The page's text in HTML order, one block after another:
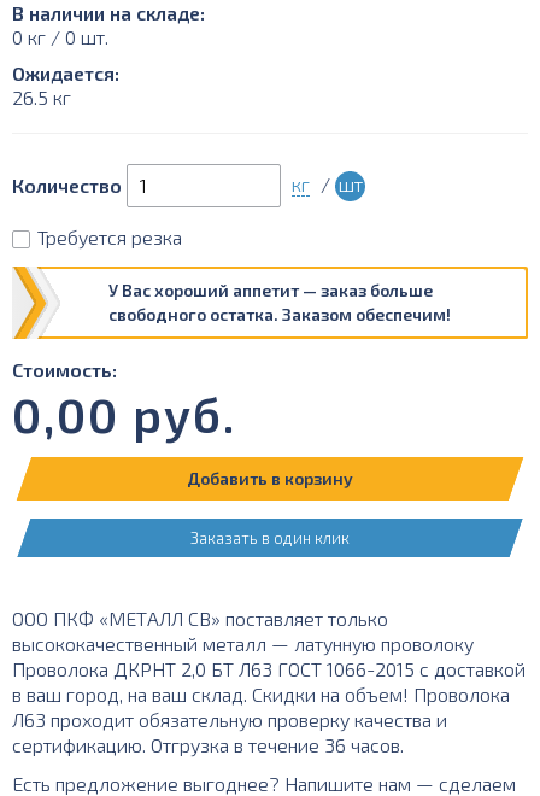
В наличии на складе:
0 кг / 0 шт.
Ожидается:
26.5 кг
Количество кг / шт
Требуется резка
У Вас хороший аппетит — заказ больше
свободного остатка. Заказом обеспечим!
Стоимость:
0,00 руб.
Добавить в корзину
Заказать в один клик
ООО ПКФ «МЕТАЛЛ СВ» поставляет только
высококачественный металл — латунную проволоку
Проволока ДКРНТ 2,0 БТ Л63 ГОСТ 1066-2015 с доставкой
в ваш город, на ваш склад. Скидки на объем! Проволока
Л63 проходит обязательную проверку качества и
сертификацию. Отгрузка в течение 36 часов.
Есть предложение выгоднее? Напишите нам — сделаем